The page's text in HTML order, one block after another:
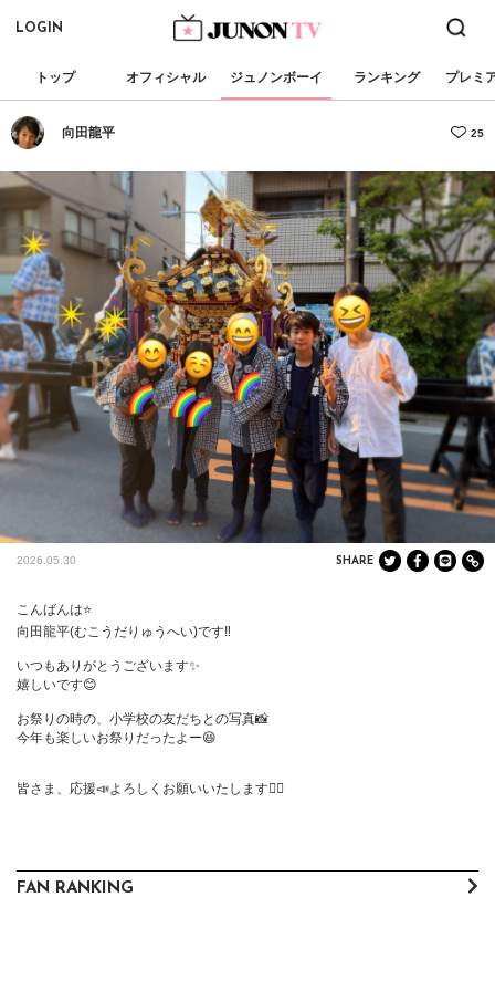
LOGIN
トップ オフィシャル ジュノンボーイ ランキング プレミ
向田龍平 25
2026.05.30 SHARE
こんばんは⭐️
向田龍平(むこうだりゅうへい)です‼️
いつもありがとうございます✨
嬉しいです😊
お祭りの時の、小学校の友だちとの写真📸
今年も楽しいお祭りだったよー😆
皆さま、応援📣よろしくお願いいたします🙇‍♀️
FAN RANKING